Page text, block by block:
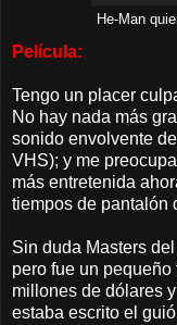
He-Man
Película:
Tengo un placer
No hay nada más
sonido envolvente
VHS); y me
más entretenida
tiempos de pantalón
Sin duda Masters
pero fue un
millones de dólares
estaba escrito el